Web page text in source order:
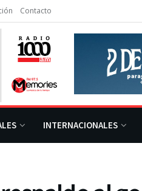
Contacto
INTERNACIONALES